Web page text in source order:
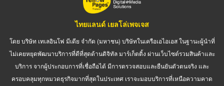
ไทยแลนด์ เยลโล่เพจเจส
โดย บริษัท เทเลอินโฟ มีเดีย จำกัด (มหาชน) บริษัทในเครือเอไอเอส ในฐานะผู้นำที่
ไม่เคยหยุดพัฒนาบริการที่ดีที่สุดด้านดิจิทัล มาร์เก็ตติ้ง ผ่านเว็บไซต์รวมสินค้าและ
บริการ จากผู้ประกอบการที่เชื่อถือได้ มีการตรวจสอบและยืนยันตัวตนจริง และ
ครอบคลุมทุกหมวดธุรกิจมากที่สุดในประเทศ เราจะมอบบริการที่เหนือความคาด